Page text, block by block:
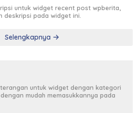
untuk widget recent post wpberita,
deskripsi pada widget ini.
Selengkapnya
untuk widget dengan kategori
mudah memasukkannya pada